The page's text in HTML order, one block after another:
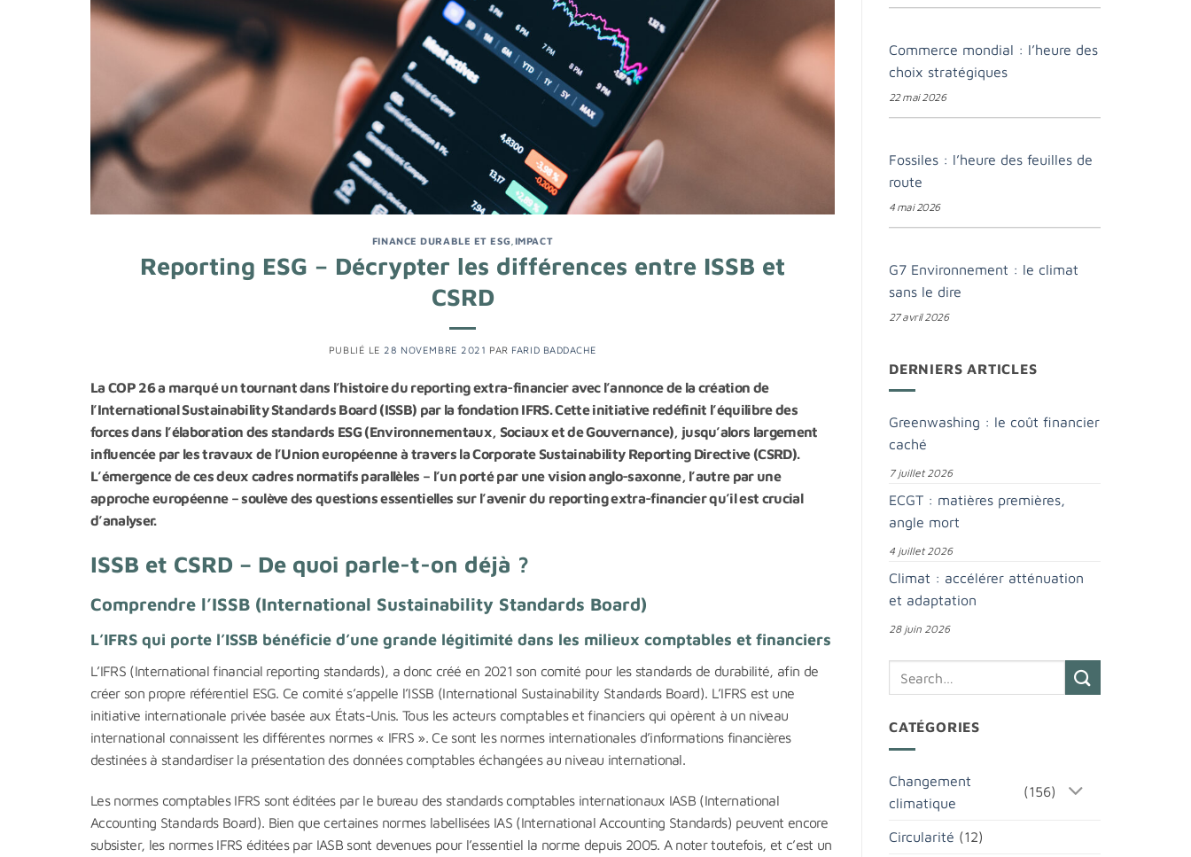
FINANCE DURABLE ET ESG IMPACT
Reporting ESG – Décrypter les différences entre ISSB et
CSRD
PUBLIÉ LE 28 NOVEMBRE 2021 PAR FARID BADDACHE
La COP 26 a marqué un tournant dans l’histoire du reporting extra-financier avec l’annonce de la création de
l’International Sustainability Standards Board (ISSB) par la fondation IFRS. Cette initiative redéfinit l’équilibre des
forces dans l’élaboration des standards ESG (Environnementaux, Sociaux et de Gouvernance), jusqu’alors largement
influencée par les travaux de l’Union européenne à travers la Corporate Sustainability Reporting Directive (CSRD).
L’émergence de ces deux cadres normatifs parallèles – l’un porté par une vision anglo-saxonne, l’autre par une
approche européenne – soulève des questions essentielles sur l’avenir du reporting extra-financier qu’il est crucial
d’analyser.
ISSB et CSRD – De quoi parle-t-on déjà ?
Comprendre l’ISSB (International Sustainability Standards Board)
L’IFRS qui porte l’ISSB bénéficie d’une grande légitimité dans les milieux comptables et financiers
L’IFRS (International financial reporting standards), a donc créé en 2021 son comité pour les standards de durabilité, afin de
créer son propre référentiel ESG. Ce comité s’appelle l’ISSB (International Sustainability Standards Board). L’IFRS est une
initiative internationale privée basée aux États-Unis. Tous les acteurs comptables et financiers qui opèrent à un niveau
international connaissent les différentes normes « IFRS ». Ce sont les normes internationales d’informations financières
destinées à standardiser la présentation des données comptables échangées au niveau international.
Les normes comptables IFRS sont éditées par le bureau des standards comptables internationaux IASB (International
Accounting Standards Board). Bien que certaines normes labellisées IAS (International Accounting Standards) peuvent encore
subsister, les normes IFRS éditées par IASB sont devenues pour l’essentiel la norme depuis 2005. A noter toutefois, et c’est un
Commerce mondial : l’heure des
choix stratégiques
22 mai 2026
Fossiles : l’heure des feuilles de
route
4 mai 2026
G7 Environnement : le climat
sans le dire
27 avril 2026
DERNIERS ARTICLES
Greenwashing : le coût financier
caché
7 juillet 2026
ECGT : matières premières,
angle mort
4 juillet 2026
Climat : accélérer atténuation
et adaptation
28 juin 2026
CATÉGORIES
Changement
climatique
(156)
Circularité (12)